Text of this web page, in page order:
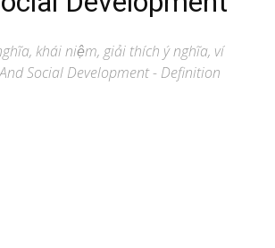
khái niệm, giải thích ý nghĩa, ví
Social Development - Definition